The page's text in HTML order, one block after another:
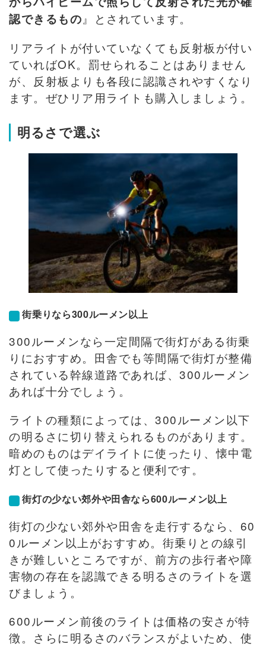
認できるもの』とされています。
リアライトが付いていなくても反射板が付い
ていればOK。罰せられることはありません
が、反射板よりも各段に認識されやすくなり
ます。ぜひリア用ライトも購入しましょう。
明るさで選ぶ
街乗りなら300ルーメン以上
300ルーメンなら一定間隔で街灯がある街乗
りにおすすめ。田舎でも等間隔で街灯が整備
されている幹線道路であれば、300ルーメン
あれば十分でしょう。
ライトの種類によっては、300ルーメン以下
の明るさに切り替えられるものがあります。
暗めのものはデイライトに使ったり、懐中電
灯として使ったりすると便利です。
街灯の少ない郊外や田舎なら600ルーメン以上
街灯の少ない郊外や田舎を走行するなら、60
0ルーメン以上がおすすめ。街乗りとの線引
きが難しいところですが、前方の歩行者や障
害物の存在を認識できる明るさのライトを選
びましょう。
600ルーメン前後のライトは価格の安さが特
徴。さらに明るさのバランスがよいため、使